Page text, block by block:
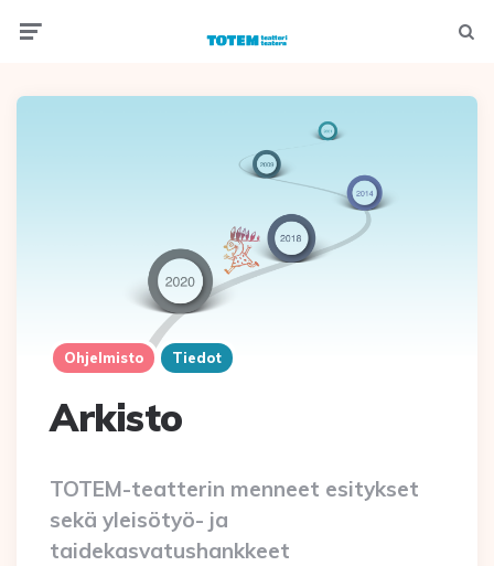
Ohjelmisto Tiedot
Arkisto
TOTEM-teatterin menneet esitykset
sekä yleisötyö- ja
taidekasvatushankkeet